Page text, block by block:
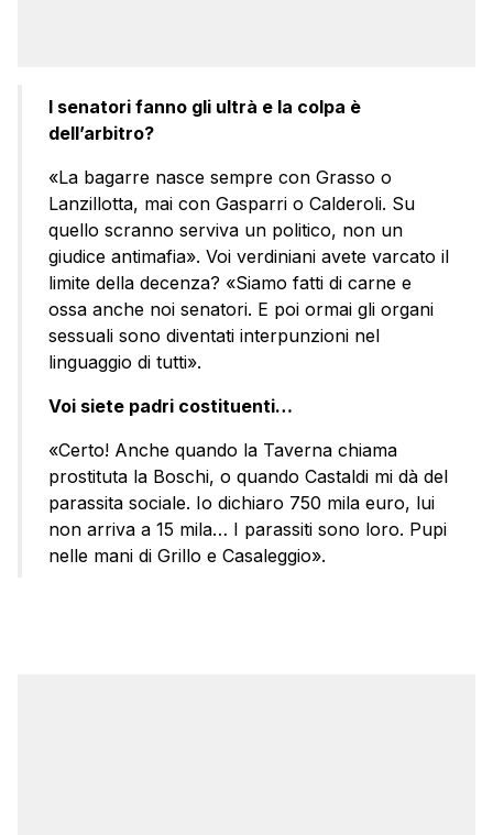
I senatori fanno gli ultrà e la colpa è
dell’arbitro?
«La bagarre nasce sempre con Grasso o
Lanzillotta, mai con Gasparri o Calderoli. Su
quello scranno serviva un politico, non un
giudice antimafia». Voi verdiniani avete varcato il
limite della decenza? «Siamo fatti di carne e
ossa anche noi senatori. E poi ormai gli organi
sessuali sono diventati interpunzioni nel
linguaggio di tutti».
Voi siete padri costituenti…
«Certo! Anche quando la Taverna chiama
prostituta la Boschi, o quando Castaldi mi dà del
parassita sociale. Io dichiaro 750 mila euro, lui
non arriva a 15 mila… I parassiti sono loro. Pupi
nelle mani di Grillo e Casaleggio».